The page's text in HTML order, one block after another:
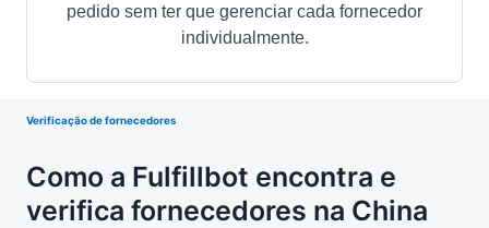
pedido sem ter que gerenciar cada fornecedor
individualmente.
Verificação de fornecedores
Como a Fulfillbot encontra e
verifica fornecedores na China